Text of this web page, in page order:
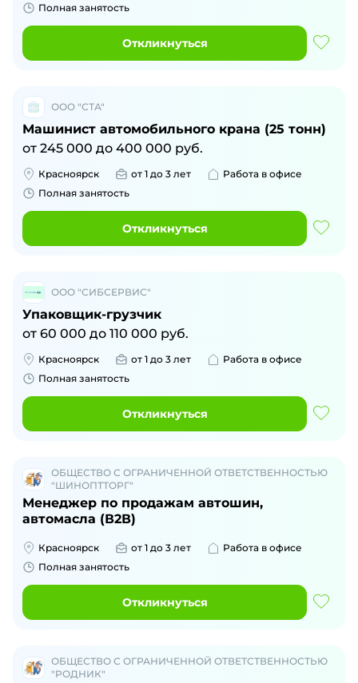
Полная занятость
Откликнуться
ООО "СТА"
Машинист автомобильного крана (25 тонн)
от 245 000 до 400 000 руб.
Красноярск от 1 до 3 лет
Работа в офисе
Полная занятость
Откликнуться
ООО "СИБСЕРВИС"
Упаковщик-грузчик
от 60 000 до 110 000 руб.
Красноярск от 1 до 3 лет
Работа в офисе
Полная занятость
Откликнуться
ОБЩЕСТВО С ОГРАНИЧЕННОЙ ОТВЕТСТВЕННОСТЬЮ
"ШИНОПТТОРГ"
Менеджер по продажам автошин,
автомасла (В2В)
Красноярск от 1 до 3 лет
Работа в офисе
Полная занятость
Откликнуться
ОБЩЕСТВО С ОГРАНИЧЕННОЙ ОТВЕТСТВЕННОСТЬЮ
"РОДНИК"